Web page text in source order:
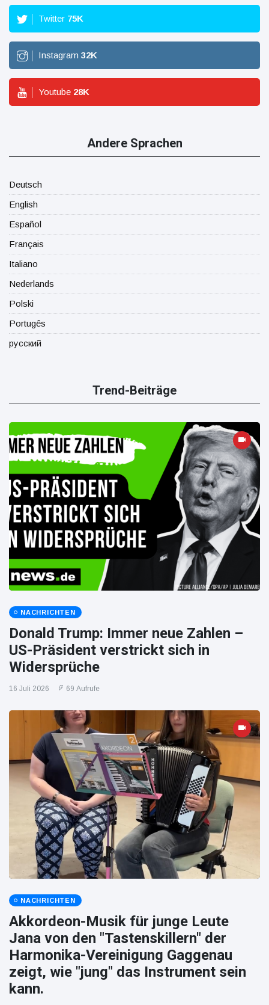
Twitter 75K
Instagram 32K
Youtube 28K
Andere Sprachen
Deutsch
English
Español
Français
Italiano
Nederlands
Polski
Portugês
русский
Trend-Beiträge
NACHRICHTEN
Donald Trump: Immer neue Zahlen –
US-Präsident verstrickt sich in
Widersprüche
16 Juli 2026 69 Aufrufe
NACHRICHTEN
Akkordeon-Musik für junge Leute
Jana von den "Tastenskillern" der
Harmonika-Vereinigung Gaggenau
zeigt, wie "jung" das Instrument sein
kann.